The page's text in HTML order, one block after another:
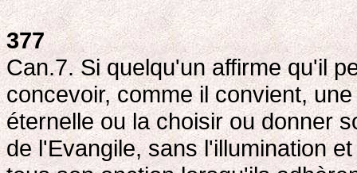
377
Can.7. Si quelqu'un affirme qu'il
concevoir, comme il convient,
éternelle ou la choisir ou donner
de l'Evangile, sans l'illumination